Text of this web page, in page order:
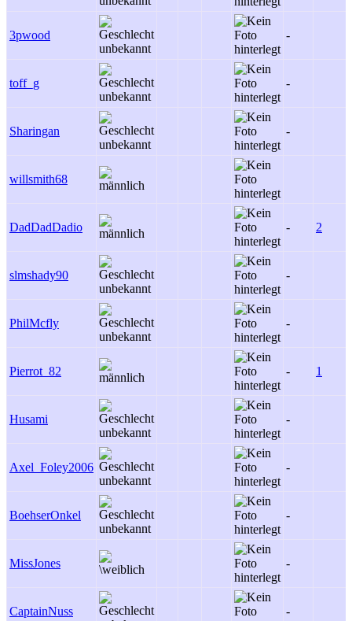
3pwood -
toff_g -
Sharingan -
willsmith68
DadDadDadio - 2
slmshady90 -
PhilMcfly -
Pierrot_82 - 1
Husami -
Axel_Foley2006 -
BoehserOnkel -
MissJones -
CaptainNuss -